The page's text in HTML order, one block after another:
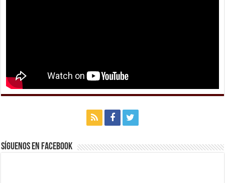
Síguenos en Facebook